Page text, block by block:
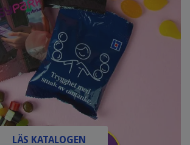
LÄS KATALOGEN